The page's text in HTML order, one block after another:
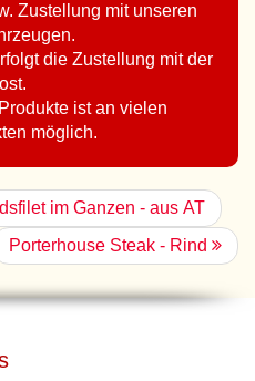
Zustellung mit unseren
die Zustellung mit der
ist an vielen
möglich.
im Ganzen - aus AT
Porterhouse Steak - Rind